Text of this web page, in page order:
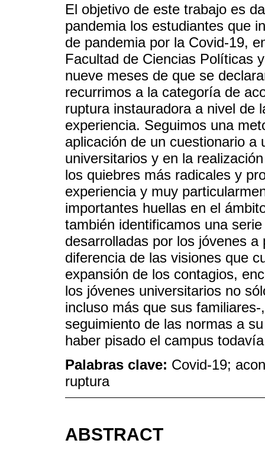
El objetivo de este trabajo es
pandemia los estudiantes que
de pandemia por la Covid-19,
Facultad de Ciencias Políticas
nueve meses de que se
recurrimos a la categoría de
ruptura instauradora a nivel de
experiencia. Seguimos una
aplicación de un cuestionario
universitarios y en la
los quiebres más radicales y
experiencia y muy
importantes huellas en el
también identificamos una
desarrolladas por los jóvenes
diferencia de las visiones que
expansión de los contagios,
los jóvenes universitarios no
incluso más que sus
seguimiento de las normas a
haber pisado el campus
Palabras clave: Covid-19;
ruptura
ABSTRACT